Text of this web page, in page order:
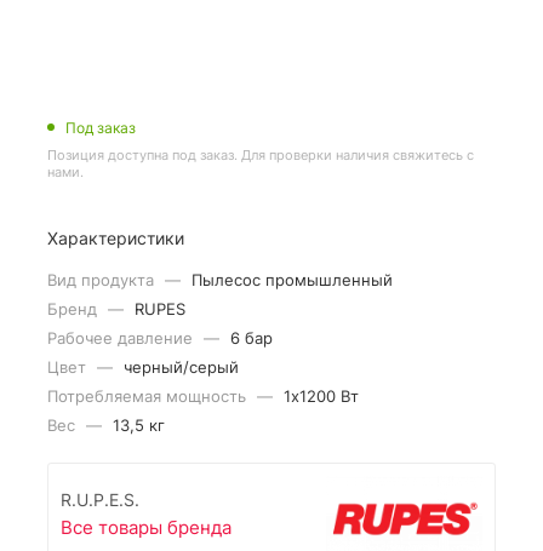
Под заказ
Позиция доступна под заказ. Для проверки наличия свяжитесь с
нами.
Характеристики
Вид продукта —
Пылесос промышленный
Бренд
—
RUPES
Рабочее давление
— 6 бар
Цвет —
черный/серый
Потребляемая мощность — 1х1200 Вт
Вес — 13,5 кг
R.U.P.E.S.
Все товары бренда